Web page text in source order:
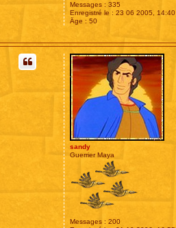
Messages : 335
Enregistré le : 23 06 2005, 14:40
Âge : 50
sandy
Guerrier Maya
Messages : 200